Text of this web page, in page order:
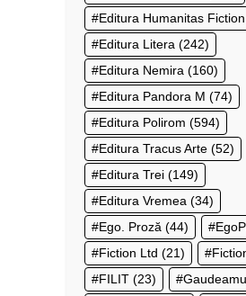
Editura Humanitas Fiction
Editura Litera (242)
Editura Nemira (160)
Editura Pandora M (74)
Editura Polirom (594)
Editura Tracus Arte (52)
Editura Trei (149)
Editura Vremea (34)
Ego. Proză (44)
Fiction Ltd (21)
FILIT (23)